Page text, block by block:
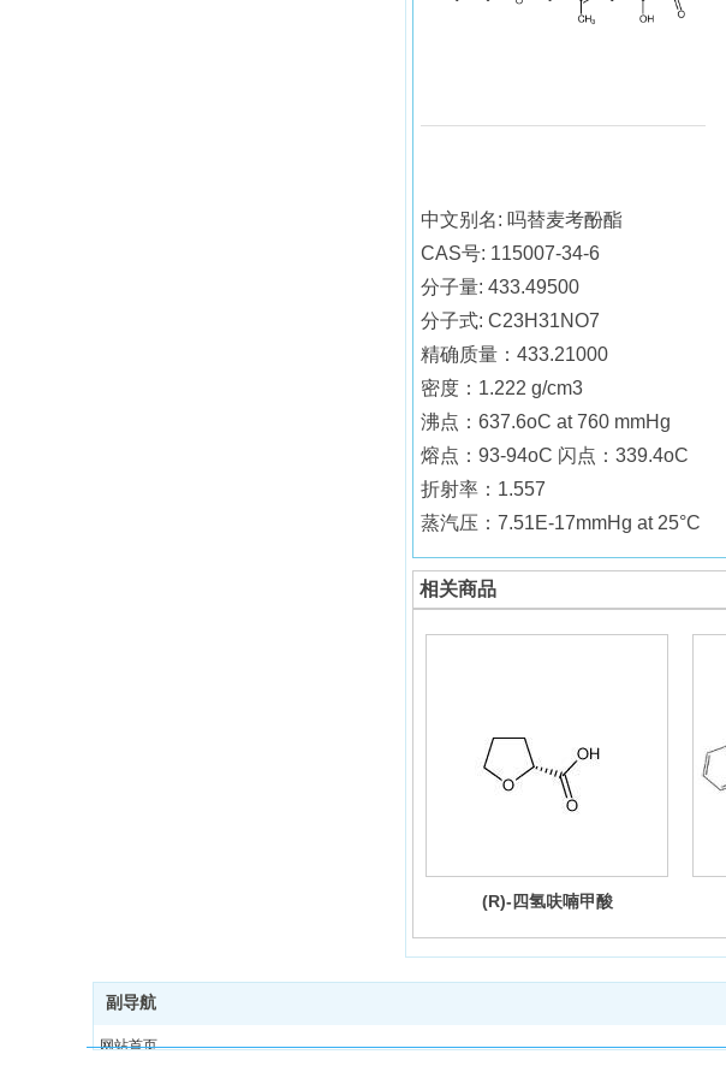
中文别名: 吗替麦考酚酯
CAS号: 115007-34-6
分子量: 433.49500
分子式: C23H31NO7
精确质量：433.21000
密度：1.222 g/cm3
沸点：637.6oC at 760 mmHg
熔点：93-94oC 闪点：339.4oC
折射率：1.557
蒸汽压：7.51E-17mmHg at 25°C
相关商品
(R)-四氢呋喃甲酸
副导航
网站首页